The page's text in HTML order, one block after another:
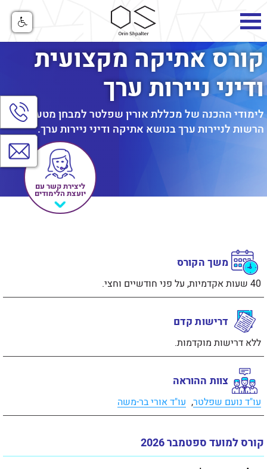
צרו
קשר
קורס אתיקה מקצועית
ודיני ניירות ערך
לימודי ההכנה של מכללת אורין שפלטר למבחן מטעם
הרשות לניירות ערך בנושא אתיקה ודיני ניירות ערך.
משך הקורס
40 שעות אקדמיות, על פני חודשיים וחצי.
דרישות קדם
ללא דרישות מוקדמות.
צוות ההוראה
עו"ד נועם שפלטר, עו"ד אורי בר-משה
קורס למועד ספטמבר 2026